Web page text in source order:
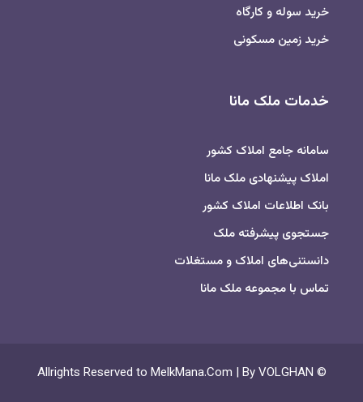
خرید سوله و کارگاه
خرید زمین مسکونی
خدمات ملک مانا
سامانه جامع املاک کشور
املاک پیشنهادی ملک مانا
بانک اطلاعات املاک کشور
جستجوی پیشرفته ملک
دانستنی‌های املاک و مستغلات
تماس با مجموعه ملک مانا
© Allrights Reserved to MelkMana.Com | By VOLGHAN